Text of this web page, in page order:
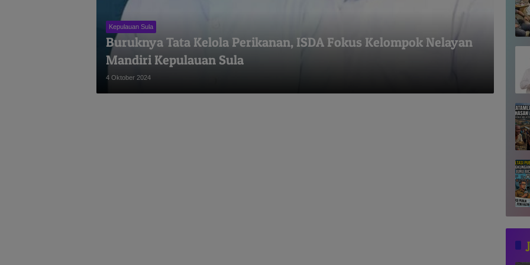
Kepulauan Sula
Buruknya Tata Kelola Perikanan, ISDA Fokus Kelompok Nelayan
Mandiri Kepulauan Sula
4 Oktober 2024